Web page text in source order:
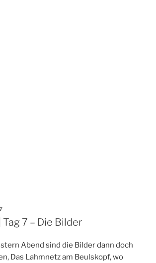
7 – Die Bilder
Abend sind die Bilder dann doch
Das Lahmnetz am Beulskopf, wo